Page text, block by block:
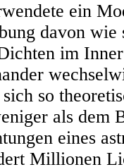
ein
davon wie
im
so
als dem
eines
Millionen